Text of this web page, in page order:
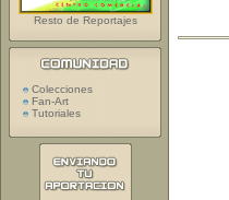
Resto de Reportajes
Colecciones
Fan-Art
Tutoriales